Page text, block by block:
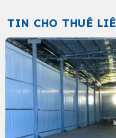
TIN CHO THUÊ